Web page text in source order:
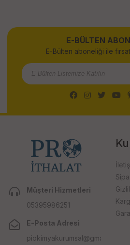
E-BÜLTEN
E-Bülten aboneliği ile
Müşteri Hizmetleri
05395986251
E-Posta Adresi
piokimyakurumsal@gmail.com